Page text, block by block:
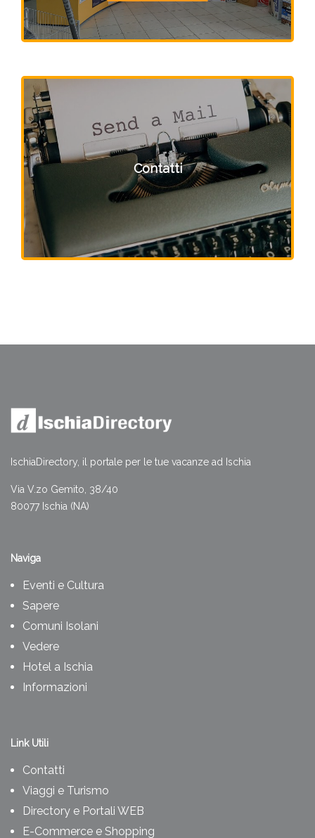
Contatti
IschiaDirectory, il portale per le tue vacanze ad Ischia
Via V.zo Gemito, 38/40
80077 Ischia (NA)
Naviga
Eventi e Cultura
Sapere
Comuni Isolani
Vedere
Hotel a Ischia
Informazioni
Link Utili
Contatti
Viaggi e Turismo
Directory e Portali WEB
E-Commerce e Shopping